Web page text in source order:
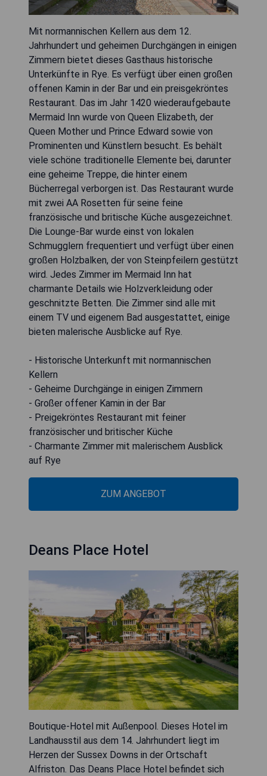
Mit normannischen Kellern aus dem 12.
Jahrhundert und geheimen Durchgängen in einigen
Zimmern bietet dieses Gasthaus historische
Unterkünfte in Rye. Es verfügt über einen großen
offenen Kamin in der Bar und ein preisgekröntes
Restaurant. Das im Jahr 1420 wiederaufgebaute
Mermaid Inn wurde von Queen Elizabeth, der
Queen Mother und Prince Edward sowie von
Prominenten und Künstlern besucht. Es behält
viele schöne traditionelle Elemente bei, darunter
eine geheime Treppe, die hinter einem
Bücherregal verborgen ist. Das Restaurant wurde
mit zwei AA Rosetten für seine feine
französische und britische Küche ausgezeichnet.
Die Lounge-Bar wurde einst von lokalen
Schmugglern frequentiert und verfügt über einen
großen Holzbalken, der von Steinpfeilern gestützt
wird. Jedes Zimmer im Mermaid Inn hat
charmante Details wie Holzverkleidung oder
geschnitzte Betten. Die Zimmer sind alle mit
einem TV und eigenem Bad ausgestattet, einige
bieten malerische Ausblicke auf Rye.
- Historische Unterkunft mit normannischen
Kellern
- Geheime Durchgänge in einigen Zimmern
- Großer offener Kamin in der Bar
- Preigekröntes Restaurant mit feiner
französischer und britischer Küche
- Charmante Zimmer mit malerischem Ausblick
auf Rye
ZUM ANGEBOT
Deans Place Hotel
Boutique-Hotel mit Außenpool. Dieses Hotel im
Landhausstil aus dem 14. Jahrhundert liegt im
Herzen der Sussex Downs in der Ortschaft
Alfriston. Das Deans Place Hotel befindet sich